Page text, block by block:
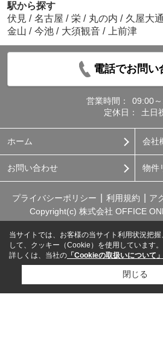
駅から探す
伏見 / 名古屋 / 栄 / 丸の内 / 久屋大通
金山 / 今池 / 大須観音 / 上前津
電話でお問い
営業時間：
09:00
定休日：
土日
ホーム 会社
お問い合わせ 物件
プライバシーポリシー 利用規約 ア
Copyright(c) 株式会社 OFFICE
当サイトでは、お客様の当サイト利用状況把
して、クッキー（Cookie）を使用しています。
詳しくは、当社の 「Cookieの取扱いについて」
閉じる